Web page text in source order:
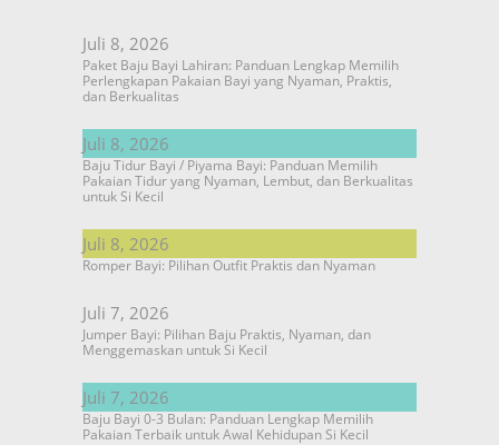
Juli 8, 2026
Paket Baju Bayi Lahiran: Panduan Lengkap Memilih
Perlengkapan Pakaian Bayi yang Nyaman, Praktis,
dan Berkualitas
Juli 8, 2026
Baju Tidur Bayi / Piyama Bayi: Panduan Memilih
Pakaian Tidur yang Nyaman, Lembut, dan Berkualitas
untuk Si Kecil
Juli 8, 2026
Romper Bayi: Pilihan Outfit Praktis dan Nyaman
Juli 7, 2026
Jumper Bayi: Pilihan Baju Praktis, Nyaman, dan
Menggemaskan untuk Si Kecil
Juli 7, 2026
Baju Bayi 0-3 Bulan: Panduan Lengkap Memilih
Pakaian Terbaik untuk Awal Kehidupan Si Kecil